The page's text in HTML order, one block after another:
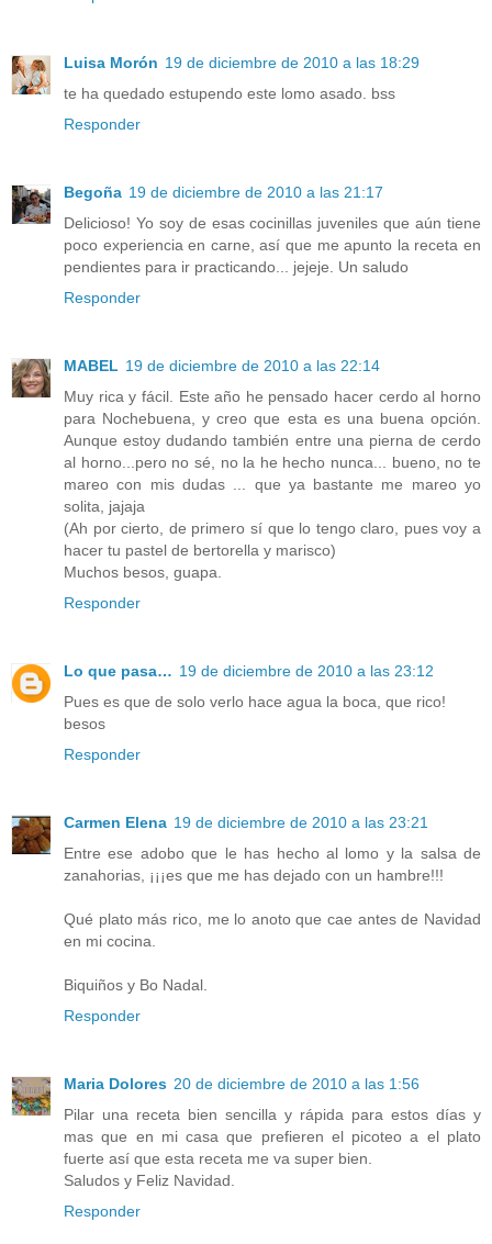
Luisa Morón 19 de diciembre de 2010 a las 18:29
te ha quedado estupendo este lomo asado. bss
Responder
Begoña 19 de diciembre de 2010 a las 21:17
Delicioso! Yo soy de esas cocinillas juveniles que aún tiene
poco experiencia en carne, así que me apunto la receta en
pendientes para ir practicando... jejeje. Un saludo
Responder
MABEL 19 de diciembre de 2010 a las 22:14
Muy rica y fácil. Este año he pensado hacer cerdo al horno
para Nochebuena, y creo que esta es una buena opción.
Aunque estoy dudando también entre una pierna de cerdo
al horno...pero no sé, no la he hecho nunca... bueno, no te
mareo con mis dudas ... que ya bastante me mareo yo
solita, jajaja
(Ah por cierto, de primero sí que lo tengo claro, pues voy a
hacer tu pastel de bertorella y marisco)
Muchos besos, guapa.
Responder
Lo que pasa… 19 de diciembre de 2010 a las 23:12
Pues es que de solo verlo hace agua la boca, que rico!
besos
Responder
Carmen Elena 19 de diciembre de 2010 a las 23:21
Entre ese adobo que le has hecho al lomo y la salsa de
zanahorias, ¡¡¡es que me has dejado con un hambre!!!
Qué plato más rico, me lo anoto que cae antes de Navidad
en mi cocina.
Biquiños y Bo Nadal.
Responder
Maria Dolores 20 de diciembre de 2010 a las 1:56
Pilar una receta bien sencilla y rápida para estos días y
mas que en mi casa que prefieren el picoteo a el plato
fuerte así que esta receta me va super bien.
Saludos y Feliz Navidad.
Responder